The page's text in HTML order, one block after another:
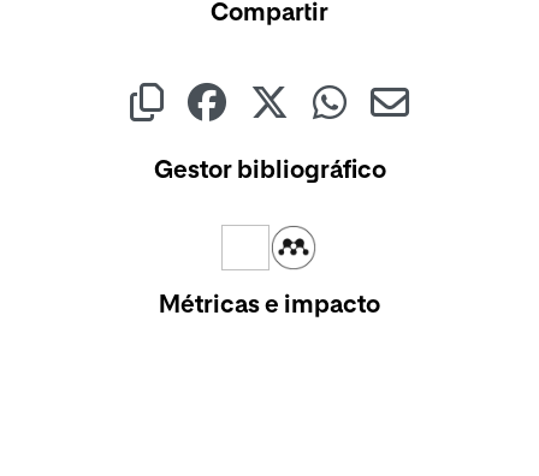
Compartir
Gestor bibliográfico
Métricas e impacto